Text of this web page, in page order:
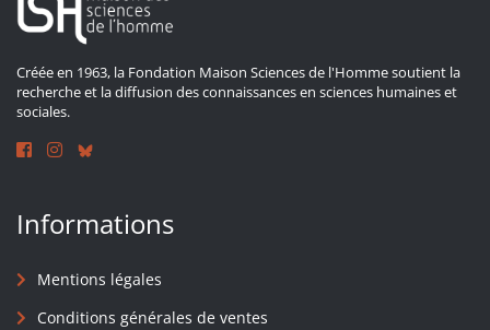
Créée en 1963, la Fondation Maison Sciences de l'Homme soutient la
recherche et la diffusion des connaissances en sciences humaines et
sociales.
Informations
Mentions légales
Conditions générales de ventes